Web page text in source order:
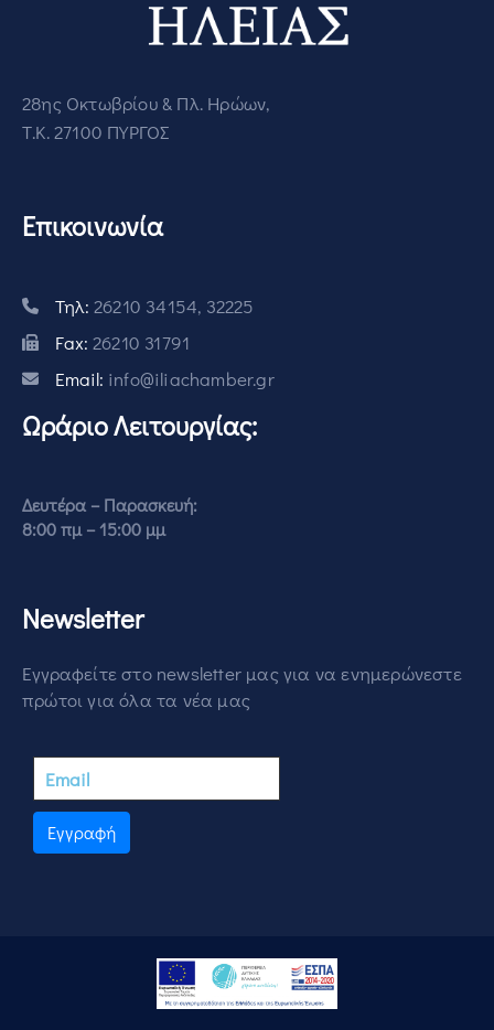
28ης Οκτωβρίου & Πλ. Ηρώων,
Τ.Κ. 27100 ΠΥΡΓΟΣ
Επικοινωνία
Τηλ: 26210 34154, 32225
Fax: 26210 31791
Email: info@iliachamber.gr
Ωράριο Λειτουργίας:
Δευτέρα – Παρασκευή:
8:00 πμ – 15:00 μμ
Newsletter
Εγγραφείτε στο newsletter μας για να ενημερώνεστε
πρώτοι για όλα τα νέα μας
Εγγραφή